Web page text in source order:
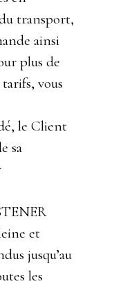
transport,
ainsi
plus de
vous
le Client
sa
et
jusqu’au
les